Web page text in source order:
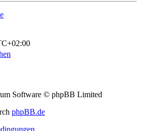
Software © phpBB Limited
phpBB.de